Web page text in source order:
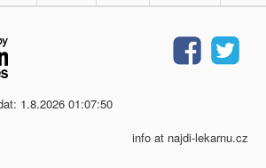
1.8.2026 01:07:50
info at najdi-lekarnu.cz